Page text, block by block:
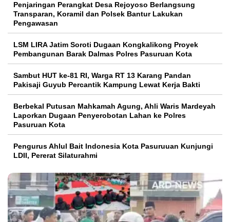
Penjaringan Perangkat Desa Rejoyoso Berlangsung
Transparan, Koramil dan Polsek Bantur Lakukan
Pengawasan
LSM LIRA Jatim Soroti Dugaan Kongkalikong Proyek
Pembangunan Barak Dalmas Polres Pasuruan Kota
Sambut HUT ke-81 RI, Warga RT 13 Karang Pandan
Pakisaji Guyub Percantik Kampung Lewat Kerja Bakti
Berbekal Putusan Mahkamah Agung, Ahli Waris Mardeyah
Laporkan Dugaan Penyerobotan Lahan ke Polres
Pasuruan Kota
Pengurus Ahlul Bait Indonesia Kota Pasuruuan Kunjungi
LDII, Pererat Silaturahmi